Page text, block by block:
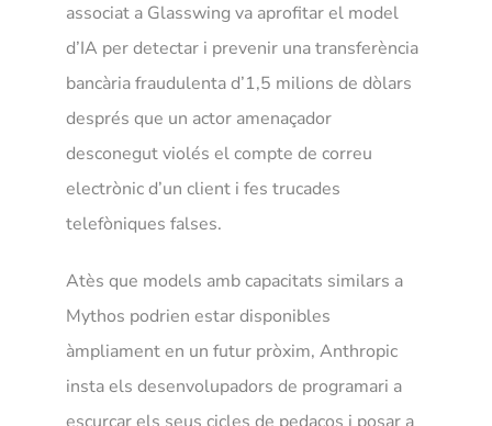
associat a Glasswing va aprofitar el model
d’IA per detectar i prevenir una transferència
bancària fraudulenta d’1,5 milions de dòlars
després que un actor amenaçador
desconegut violés el compte de correu
electrònic d’un client i fes trucades
telefòniques falses.
Atès que models amb capacitats similars a
Mythos podrien estar disponibles
àmpliament en un futur pròxim, Anthropic
insta els desenvolupadors de programari a